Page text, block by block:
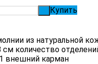
Купить
из натуральной
количество
внешний карман